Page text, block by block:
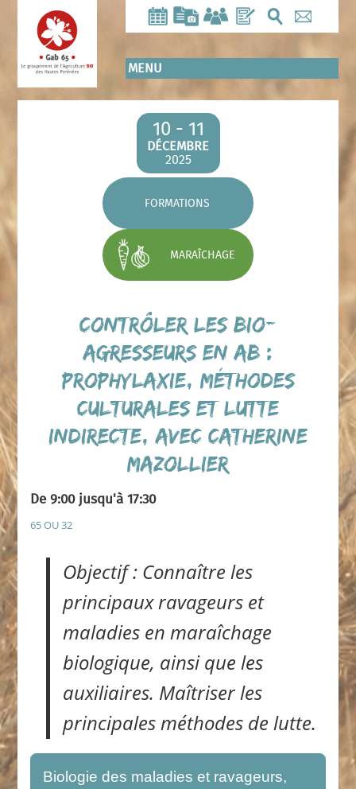
contenu
principal
MENU
10 - 11
DÉCEMBRE
2025
FORMATIONS
MARAÎCHAGE
Contrôler les bio-
agresseurs en AB :
prophylaxie, méthodes
culturales et lutte
indirecte, avec Catherine
MAZOLLIER
De 9:00 jusqu'à 17:30
65 OU 32
Objectif : Connaître les
principaux ravageurs et
maladies en maraîchage
biologique, ainsi que les
auxiliaires. Maîtriser les
principales méthodes de lutte.
Biologie des maladies et ravageurs,